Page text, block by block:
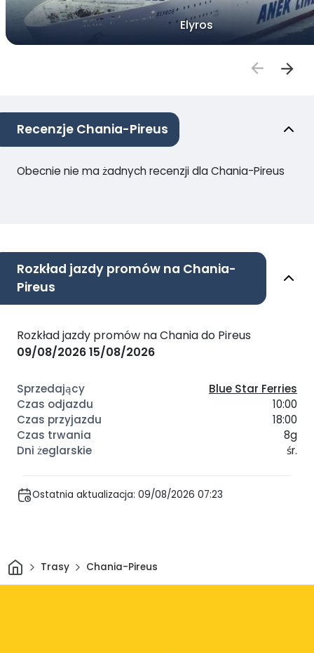
Elyros
Recenzje Chania-Pireus
Obecnie nie ma żadnych recenzji dla Chania-Pireus
Rozkład jazdy promów na Chania-
Pireus
Rozkład jazdy promów na Chania do Pireus
09/08/202615/08/2026
Blue Star Ferries
10:00
18:00
8g
śr.
Ostatnia aktualizacja: 09/08/2026 07:23
DomTrasy Chania-Pireus